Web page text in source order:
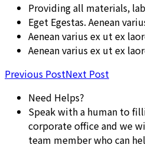
Providing all materials,
Eget Egestas. Aenean
Aenean varius ex ut ex
Aenean varius ex ut ex
Previous PostNext Post
Need Helps?
Speak with a human to
corporate office and we
team member who can